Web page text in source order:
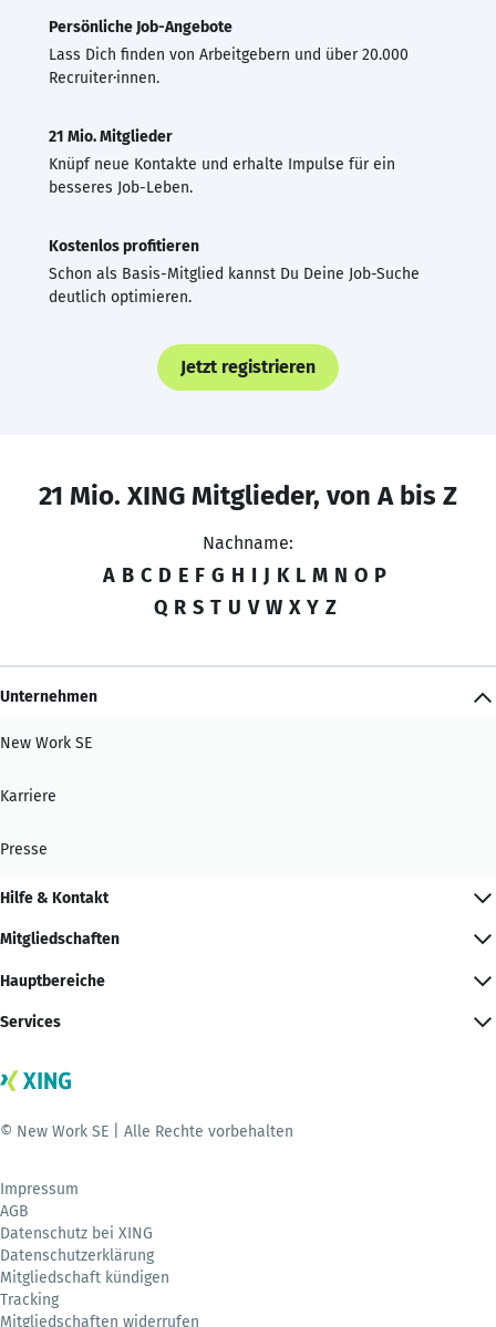
Persönliche Job-Angebote
Lass Dich finden von Arbeitgebern und über 20.000
Recruiter·innen.
21 Mio. Mitglieder
Knüpf neue Kontakte und erhalte Impulse für ein
besseres Job-Leben.
Kostenlos profitieren
Schon als Basis-Mitglied kannst Du Deine Job-Suche
deutlich optimieren.
Jetzt registrieren
21 Mio. XING Mitglieder, von A bis Z
Nachname:
A B C D E F G H I J K L M N O P
Q R S T U V W X Y Z
Unternehmen
New Work SE
Karriere
Presse
Hilfe & Kontakt
Mitgliedschaften
Hauptbereiche
Services
© New Work SE | Alle Rechte vorbehalten
Impressum
AGB
Datenschutz bei XING
Datenschutzerklärung
Mitgliedschaft kündigen
Tracking
Mitgliedschaften widerrufen